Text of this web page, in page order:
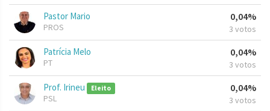
Pastor Mario
PROS
0,04%
3 votos
Patrícia Melo
PT
0,04%
3 votos
Prof. Irineu Eleito
PSL
0,04%
3 votos